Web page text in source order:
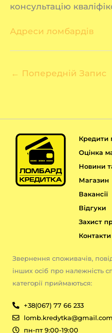
консультацію
Адреси ломбардів
← Попередній Запис
Кредити
Оцінка
Новини
Магазин
Вакансії
Відгуки
Захист
Контакти
Звернення споживачів,
інших осіб про належність
категорії приймаються:
+38(067) 77 66 233
lomb.kredytka@gmail.com
пн-пт 9:00-19:00